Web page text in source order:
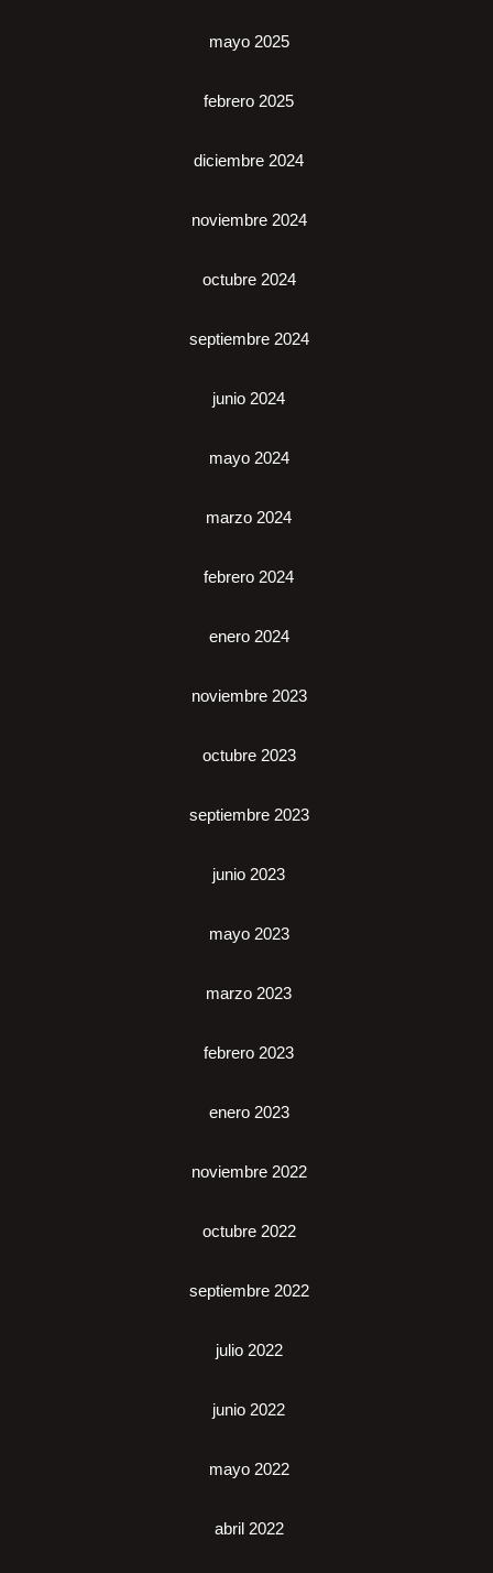
mayo 2025
febrero 2025
diciembre 2024
noviembre 2024
octubre 2024
septiembre 2024
junio 2024
mayo 2024
marzo 2024
febrero 2024
enero 2024
noviembre 2023
octubre 2023
septiembre 2023
junio 2023
mayo 2023
marzo 2023
febrero 2023
enero 2023
noviembre 2022
octubre 2022
septiembre 2022
julio 2022
junio 2022
mayo 2022
abril 2022